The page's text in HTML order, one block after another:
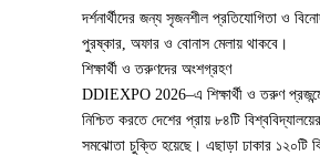
দর্শনার্থীদের জন্য সৃজনশীল প্রতিযোগিতা ও
পুরষ্কার, অফার ও বোনাস মেলায় থাকবে।‌
শিক্ষার্থী ও তরুণদের অংশগ্রহণ
DDIEXPO 2026–এ শিক্ষার্থী ও তরুণ
নিশ্চিত করতে দেশের প্রায় ৮৪টি
সমঝোতা চুক্তি হয়েছে। এছাড়া ঢাকার ১২০টি